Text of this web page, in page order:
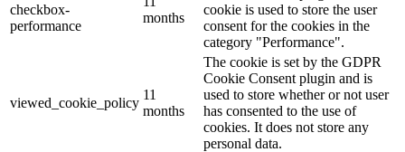
checkbox-
performance
months
cookie is used to store the user
consent for the cookies in the
category "Performance".
viewed_cookie_policy
11
months
The cookie is set by the GDPR
Cookie Consent plugin and is
used to store whether or not user
has consented to the use of
cookies. It does not store any
personal data.